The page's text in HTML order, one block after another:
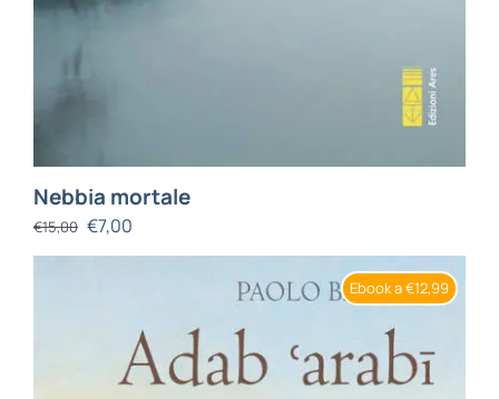
Nebbia mortale
€15,00 €7,00
Ebook a €12,99